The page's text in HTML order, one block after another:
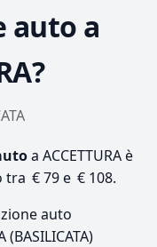
auto a
a ACCETTURA è
€ 79 e € 108.
auto
(BASILICATA)